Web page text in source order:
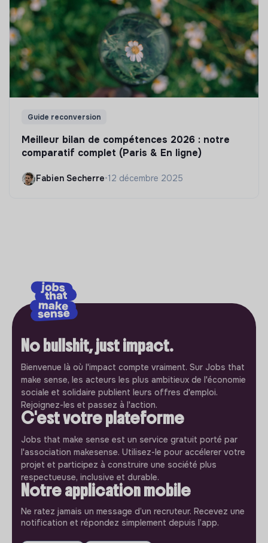
Guide reconversion
Meilleur bilan de compétences 2026 : notre
comparatif complet (Paris & En ligne)
Fabien Secherre•12 décembre 2025
No bullshit, just impact.
Bienvenue là où l'impact compte vraiment. Sur Jobs that
make sense, les acteurs les plus ambitieux de l'économie
sociale et solidaire publient leurs offres d'emploi.
Rejoignez-les et passez à l'action.
C'est votre plateforme
Jobs that make sense est un service gratuit porté par
l'association makesense. Utilisez-le pour accélerer votre
projet et participez à construire une société plus
respectueuse, inclusive et durable.
Notre application mobile
Ne ratez jamais un message d’un recruteur. Recevez une
notification et répondez simplement depuis l’app.